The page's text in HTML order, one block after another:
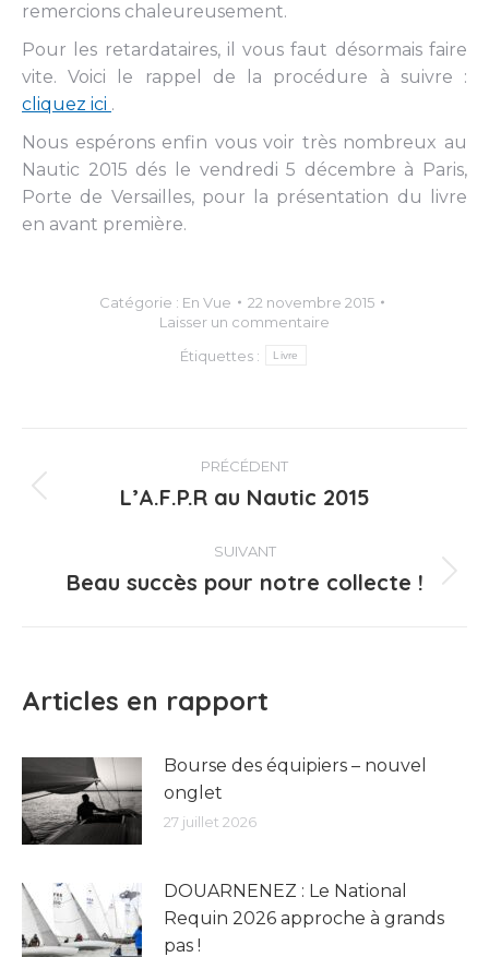
remercions chaleureusement.
Pour les retardataires, il vous faut désormais faire
vite. Voici le rappel de la procédure à suivre :
cliquez ici .
Nous espérons enfin vous voir très nombreux au
Nautic 2015 dés le vendredi 5 décembre à Paris,
Porte de Versailles, pour la présentation du livre
en avant première.
Catégorie : En Vue
22 novembre 2015
Laisser un commentaire
Étiquettes :
Livre
Navigation
article
PRÉCÉDENT
Article
:
L’A.F.P.R au Nautic 2015
SUIVANT
Article
Beau succès pour notre collecte !
Articles en rapport
Bourse des équipiers – nouvel
onglet
27 juillet 2026
DOUARNENEZ : Le National
Requin 2026 approche à grands
pas !